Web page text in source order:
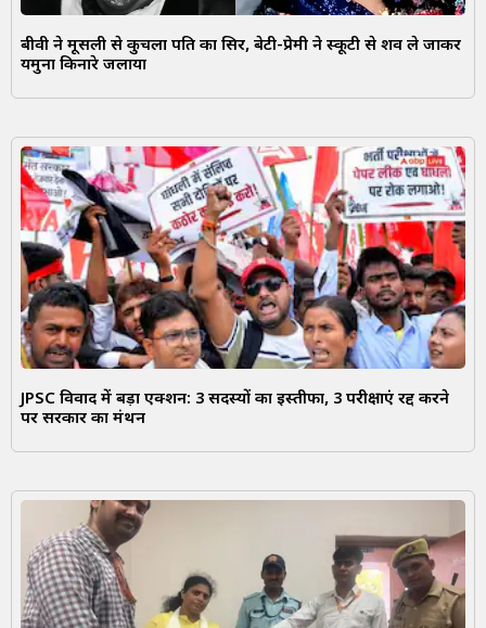
बीवी ने मूसली से कुचला पति का सिर, बेटी-प्रेमी ने स्कूटी से शव ले जाकर
यमुना किनारे जलाया
JPSC विवाद में बड़ा एक्शन: 3 सदस्यों का इस्तीफा, 3 परीक्षाएं रद्द करने
पर सरकार का मंथन